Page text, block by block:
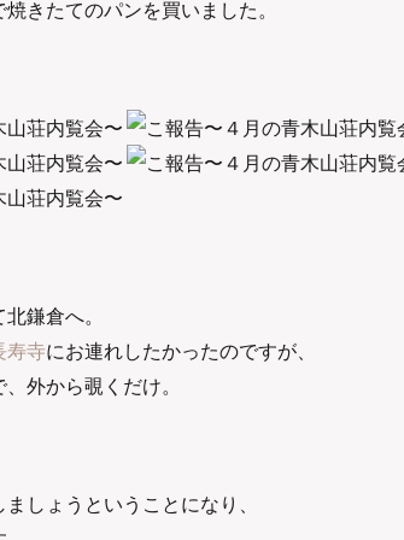
きたてのパンを買いました。
鎌倉へ。
寿寺にお連れしたかったのですが、
外から覗くだけ。
しょうということになり、